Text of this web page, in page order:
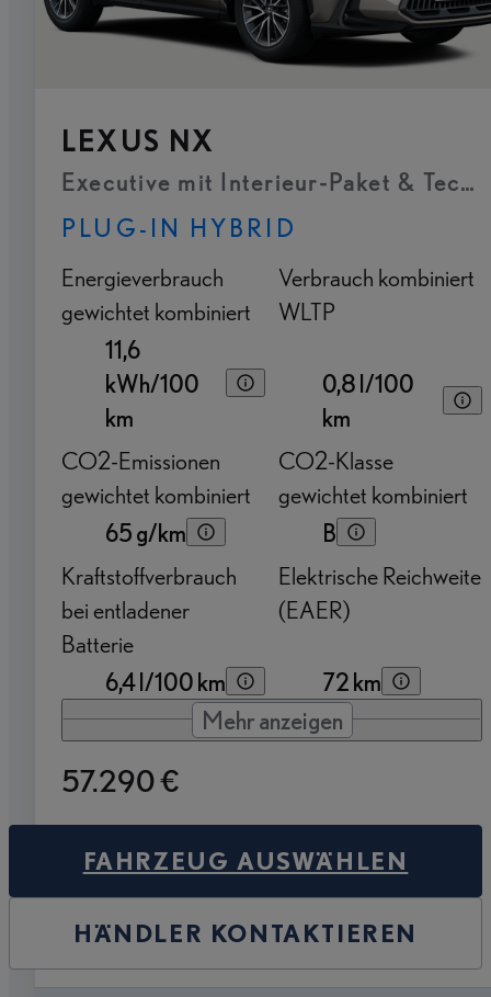
LEXUS NX
Executive mit Interieur-Paket &
PLUG-IN HYBRID
Energieverbrauch
gewichtet kombiniert
11,6
kWh/100
km
Verbrauch kombiniert
WLTP
0,8 l/100
km
CO2-Emissionen
gewichtet kombiniert
65 g/km
CO2-Klasse
gewichtet kombiniert
B
Kraftstoffverbrauch
bei entladener
Batterie
6,4 l/100 km
Elektrische Reichweite
(EAER)
72 km
Mehr anzeigen
57.290 €
FAHRZEUG AUSWÄHLEN
HÄNDLER KONTAKTIEREN